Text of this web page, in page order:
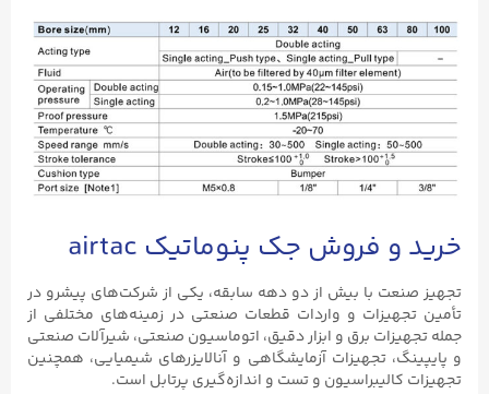
خرید و فروش جک پنوماتیک airtac
تجهیز صنعت با بیش از دو دهه سابقه، یکی از شرکت‌های پیشرو در
تأمین تجهیزات و واردات قطعات صنعتی در زمینه‌های مختلفی از
جمله تجهیزات برق و ابزار دقیق، اتوماسیون صنعتی، شیرآلات صنعتی
و پایپینگ، تجهیزات آزمایشگاهی و آنالایزرهای شیمیایی، همچنین
تجهیزات کالیبراسیون و تست و اندازه‌گیری پرتابل است.